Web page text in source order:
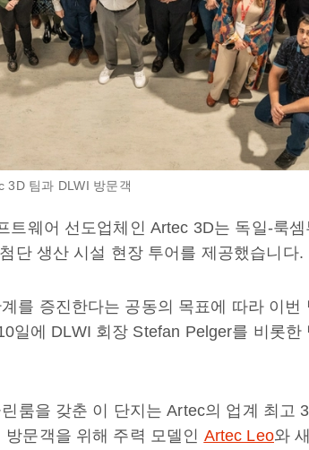
3D 팀과 DLWI 방문객
트웨어 선도업체인 Artec 3D는 독일-룩
단 생산 시설 현장 투어를 제공했습니다.
를 증진한다는 공동의 목표에 따라 이번
일에 DLWI 회장 Stefan Pelger를 비롯한
룸을 갖춘 이 단지는 Artec의 업계 최고
문객을 위해 주력 모델인 Artec Leo와